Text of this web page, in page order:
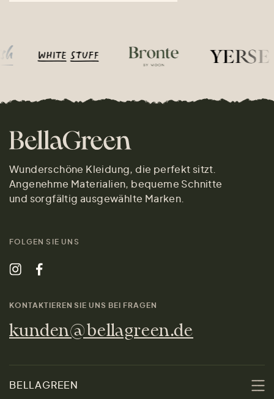
Wunderschöne Kleidung, die perfekt sitzt.
Angenehme Materialien, bequeme Schnitte
und sorgfältig ausgewählte Marken.
FOLGEN SIE UNS
KONTAKTIEREN SIE UNS BEI FRAGEN
kunden@bellagreen.de
BELLAGREEN